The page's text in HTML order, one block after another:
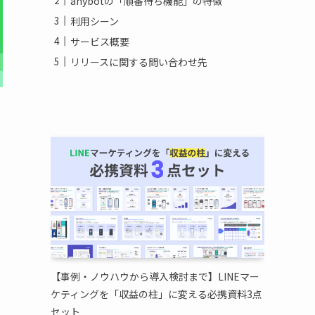
利用シーン
サービス概要
リリースに関する問い合わせ先
【事例・ノウハウから導入検討まで】LINEマー
ケティングを「収益の柱」に変える必携資料3点
セット